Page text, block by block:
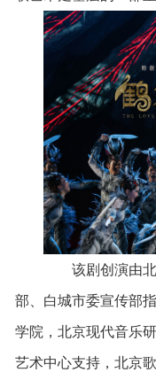
该剧创演由北
部、白城市委宣传部
学院，北京现代音乐
艺术中心支持，北京